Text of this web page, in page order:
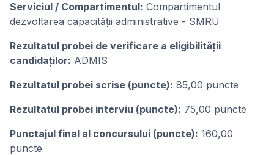
Serviciul / Compartimentul: Compartimentul
dezvoltarea capacității administrative - SMRU
Rezultatul probei de verificare a eligibilității
candidaților: ADMIS
Rezultatul probei scrise (puncte): 85,00 puncte
Rezultatul probei interviu (puncte): 75,00 puncte
Punctajul final al concursului (puncte): 160,00
puncte